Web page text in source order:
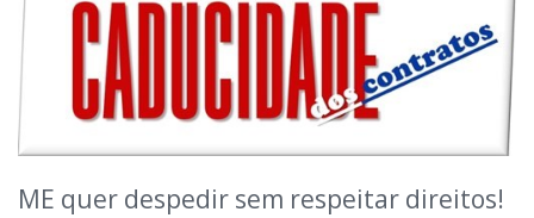
ME quer despedir sem respeitar direitos!